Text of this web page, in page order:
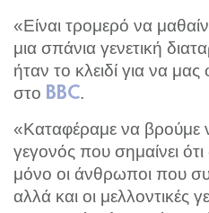
«Είναι τρομερό να
μια σπάνια γενετική
ήταν το κλειδί για να
στο BBC.
«Καταφέραμε να βρούμε
γεγονός που σημαίνει
μόνο οι άνθρωποι που
αλλά και οι μελλοντικές